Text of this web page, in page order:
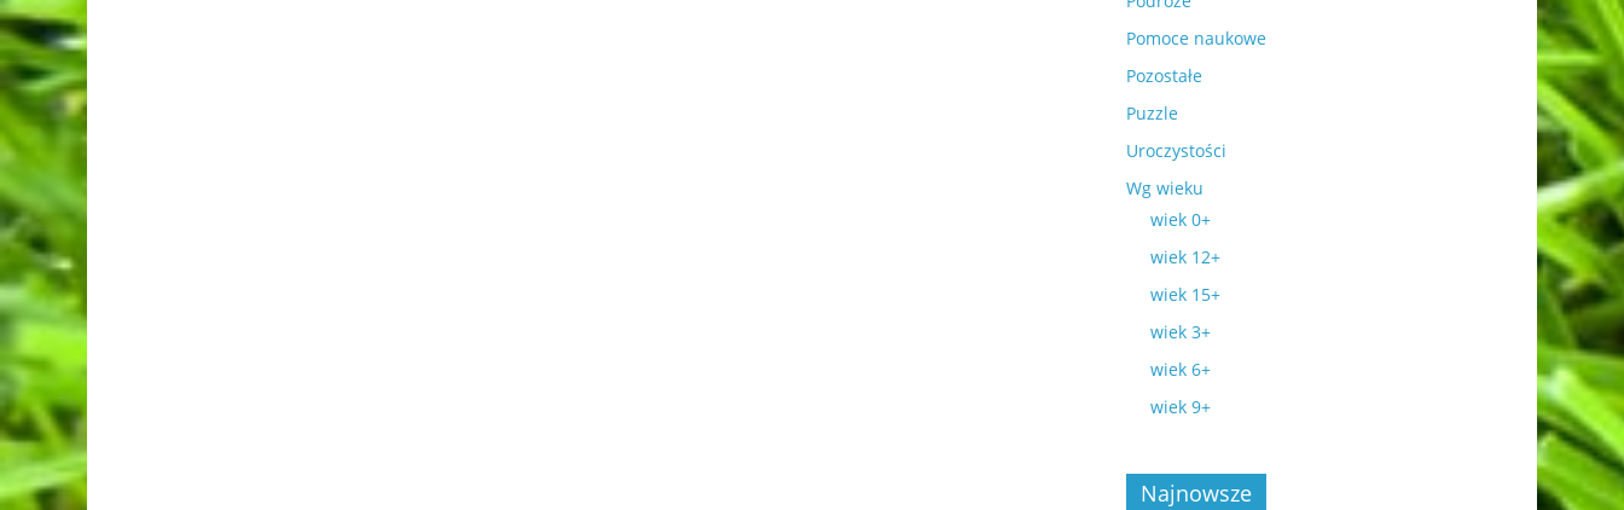
Pomoce naukowe
Pozostałe
Puzzle
Uroczystości
Wg wieku
wiek 0+
wiek 12+
wiek 15+
wiek 3+
wiek 6+
wiek 9+
Najnowsze